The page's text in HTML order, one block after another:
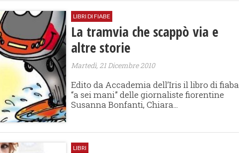
LIBRI DI FIABE
La tramvia che scappò via e
altre storie
Martedì, 21 Dicembre 2010
Edito da Accademia dell’Iris il libro di fiaba
“a sei mani” delle giornaliste fiorentine
Susanna Bonfanti, Chiara...
LIBRI